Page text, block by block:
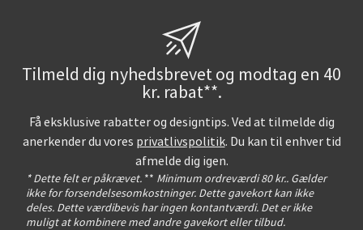
Tilmeld dig nyhedsbrevet og modtag en 40
kr. rabat**.
Få eksklusive rabatter og designtips. Ved at tilmelde dig
anerkender du vores privatlivspolitik. Du kan til enhver tid
afmelde dig igen.
* Dette felt er påkrævet. ** Minimum ordreværdi 80 kr.. Gælder
ikke for forsendelsesomkostninger. Dette gavekort kan ikke
deles. Dette værdibevis har ingen kontantværdi. Det er ikke
muligt at kombinere med andre gavekort eller tilbud.